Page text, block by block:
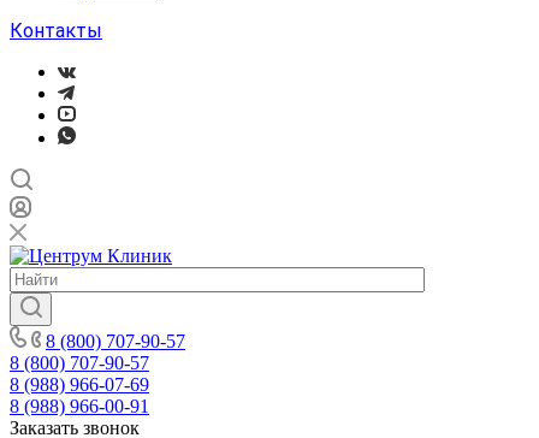
Контакты
8 (800) 707-90-57
8 (800) 707-90-57
8 (988) 966-07-69
8 (988) 966-00-91
Заказать звонок